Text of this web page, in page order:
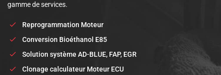
gamme de services.
Reprogrammation Moteur
Conversion Bioéthanol E85
Solution système AD-BLUE, FAP, EGR
Clonage calculateur Moteur ECU